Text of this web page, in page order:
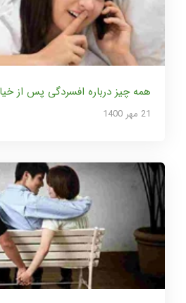
همه چیز درباره افسردگی پس از
21 مهر 1400